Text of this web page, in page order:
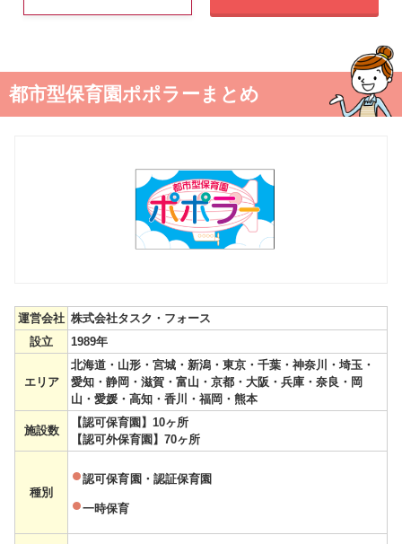
都市型保育園ポポラーまとめ
運営会社 株式会社タスク・フォース
設立
1989年
エリア
北海道・山形・宮城・新潟・東京・千葉・神奈川・埼玉・
愛知・静岡・滋賀・富山・京都・大阪・兵庫・奈良・岡
山・愛媛・高知・香川・福岡・熊本
施設数
【認可保育園】10ヶ所
【認可外保育園】70ヶ所
種別
認可保育園・認証保育園
一時保育